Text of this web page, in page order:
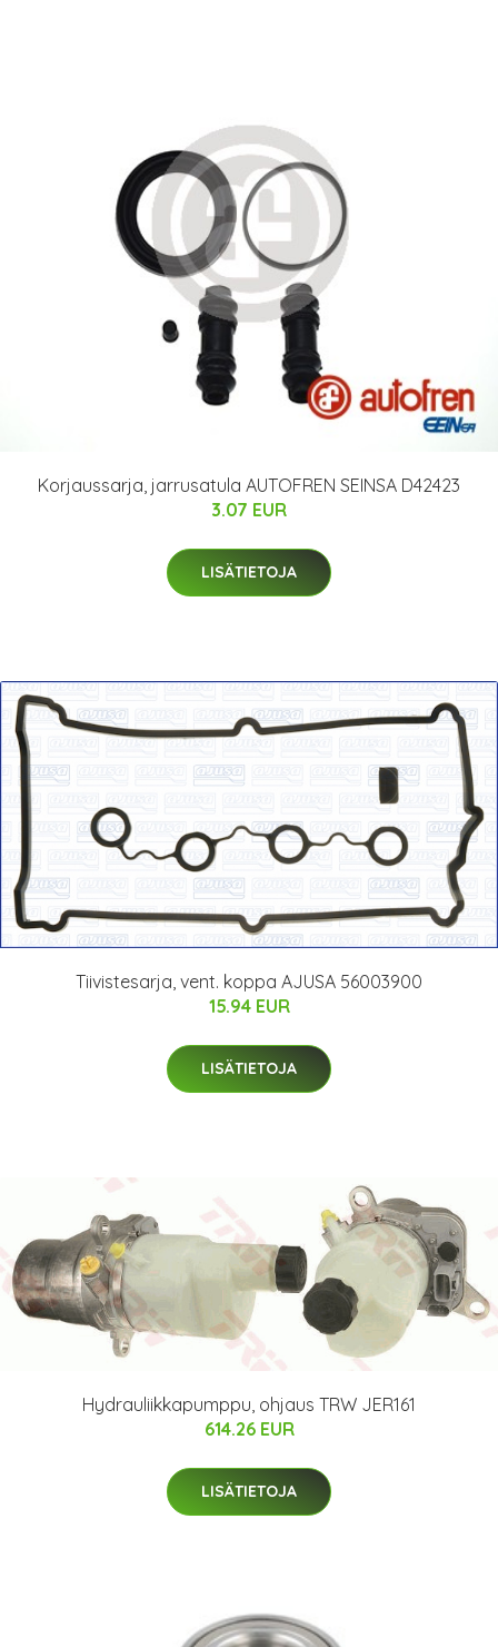
Korjaussarja, jarrusatula AUTOFREN SEINSA D42423
3.07 EUR
LISÄTIETOJA
Tiivistesarja, vent. koppa AJUSA 56003900
15.94 EUR
LISÄTIETOJA
Hydrauliikkapumppu, ohjaus TRW JER161
614.26 EUR
LISÄTIETOJA